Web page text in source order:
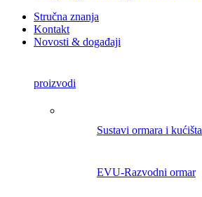
Stručna znanja
Kontakt
Novosti & događaji
proizvodi
Sustavi ormara i kućišta
EVU-Razvodni ormar